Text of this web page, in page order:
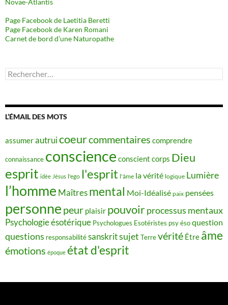
Page Facebook de Laetitia Beretti
Page Facebook de Karen Romani
Carnet de bord d’une Naturopathe
Rechercher :
L’ÉMAIL DES MOTS
assumerautruicoeurcommentaires comprendre
connaissance conscience conscient corps Dieu
esprit idée Jésus l'ego l'esprit l'âme la vérité logique Lumière
l’homme Maîtres mental Moi-Idéalisé paix pensées
personne peur plaisir pouvoirprocessus mentaux
Psychologie ésotérique Psychologues Esotéristes psy ésoquestion
questions responsabilitésanskritsujet Terrevérité Être âme
émotions époque état d'esprit